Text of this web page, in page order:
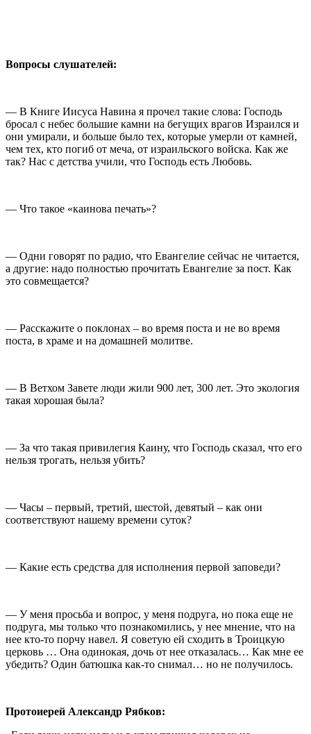
Вопросы слушателей:
— В Книге Иисуса Навина я прочел такие слова: Господь
бросал с небес большие камни на бегущих врагов Израился и
они умирали, и больше было тех, которые умерли от камней,
чем тех, кто погиб от меча, от израильского войска. Как же
так? Нас с детства учили, что Господь есть Любовь.
— Что такое «каинова печать»?
— Одни говорят по радио, что Евангелие сейчас не читается,
а другие: надо полностью прочитать Евангелие за пост. Как
это совмещается?
— Расскажите о поклонах – во время поста и не во время
поста, в храме и на домашней молитве.
— В Ветхом Завете люди жили 900 лет, 300 лет. Это экология
такая хорошая была?
— За что такая привилегия Каину, что Господь сказал, что его
нельзя трогать, нельзя убить?
— Часы – первый, третий, шестой, девятый – как они
соответствуют нашему времени суток?
— Какие есть средства для исполнения первой заповеди?
— У меня просьба и вопрос, у меня подруга, но пока еще не
подруга, мы только что познакомились, у нее мнение, что на
нее кто-то порчу навел. Я советую ей сходить в Троицкую
церковь … Она одинокая, дочь от нее отказалась… Как мне ее
убедить? Один батюшка как-то снимал… но не получилось.
Протоиерей Александр Рябков: